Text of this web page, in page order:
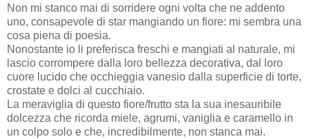
Non mi stanco mai di sorridere ogni volta che ne addento
uno, consapevole di star mangiando un fiore: mi sembra una
cosa piena di poesia.
Nonostante io li preferisca freschi e mangiati al naturale, mi
lascio corrompere dalla loro bellezza decorativa, dal loro
cuore lucido che occhieggia vanesio dalla superficie di torte,
crostate e dolci al cucchiaio.
La meraviglia di questo fiore/frutto sta la sua inesauribile
dolcezza che ricorda miele, agrumi, vaniglia e caramello in
un colpo solo e che, incredibilmente, non stanca mai.